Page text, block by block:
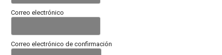
Correo electrónico
Correo electrónico de confirmación